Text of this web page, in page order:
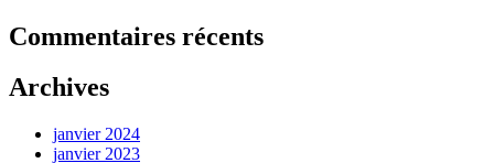
Commentaires récents
Archives
janvier 2024
janvier 2023